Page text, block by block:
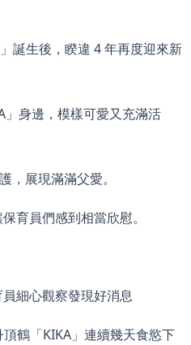
誕生後，睽違 4 年再度迎來新
」身邊，模樣可愛又充滿活
，展現滿滿父愛。
育員們感到相當欣慰。
細心觀察發現好消息
鶴「KIKA」連續幾天食慾下